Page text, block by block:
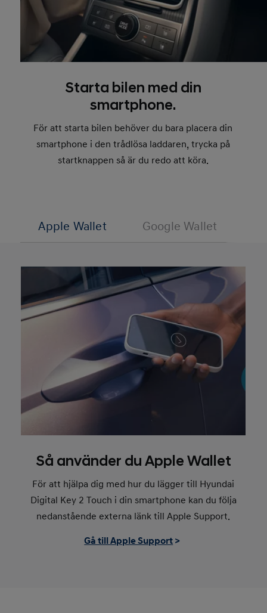
Starta bilen med din
smartphone.
För att starta bilen behöver du bara placera din
smartphone i den trådlösa laddaren, trycka på
startknappen så är du redo att köra.
Apple Wallet Google Wallet
Så använder du Apple Wallet
För att hjälpa dig med hur du lägger till Hyundai
Digital Key 2 Touch i din smartphone kan du följa
nedanstående externa länk till Apple Support.
Gå till Apple Support >